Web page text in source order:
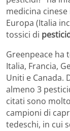
medicina
Europa (Italia
tossici di
Greenpeace ha
Italia, Francia,
Uniti e Canada.
almeno 3
citati sono
campioni di
tedeschi, in cui